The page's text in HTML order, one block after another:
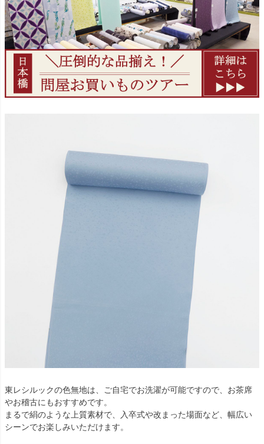
東レシルックの色無地は、ご自宅でお洗濯が可能ですので、お茶席
やお稽古にもおすすめです。
まるで絹のような上質素材で、入卒式や改まった場面など、幅広い
シーンでお楽しみいただけます。